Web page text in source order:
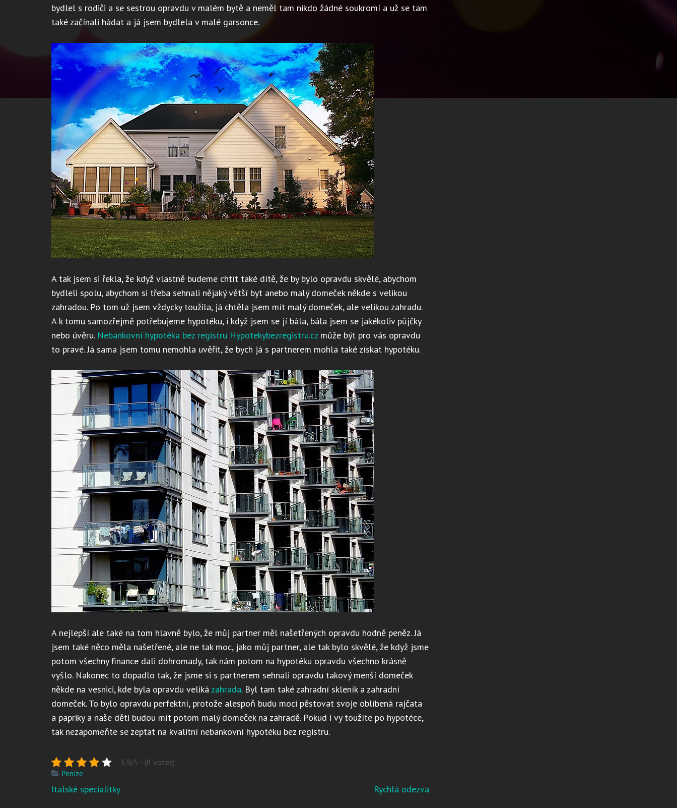
bydlel s rodiči a se sestrou opravdu v malém bytě a neměl tam nikdo žádné soukromí a už se tam
také začínali hádat a já jsem bydlela v malé garsonce.
A tak jsem si řekla, že když vlastně budeme chtít také dítě, že by bylo opravdu skvělé, abychom
bydleli spolu, abychom si třeba sehnali nějaký větší byt anebo malý domeček někde s velikou
zahradou. Po tom už jsem vždycky toužila, já chtěla jsem mít malý domeček, ale velikou zahradu.
A k tomu samozřejmě potřebujeme hypotéku, i když jsem se jí bála, bála jsem se jakékoliv půjčky
nebo úvěru. Nebankovní hypotéka bez registru Hypotekybezregistru.cz může být pro vás opravdu
to pravé. Já sama jsem tomu nemohla uvěřit, že bych já s partnerem mohla také získat hypotéku.
A nejlepší ale také na tom hlavně bylo, že můj partner měl našetřených opravdu hodně peněz. Já
jsem také něco měla našetřené, ale ne tak moc, jako můj partner, ale tak bylo skvělé, že když jsme
potom všechny finance dali dohromady, tak nám potom na hypotéku opravdu všechno krásně
vyšlo. Nakonec to dopadlo tak, že jsme si s partnerem sehnali opravdu takový menší domeček
někde na vesnici, kde byla opravdu veliká zahrada. Byl tam také zahradní skleník a zahradní
domeček. To bylo opravdu perfektní, protože alespoň budu moci pěstovat svoje oblíbená rajčata
a papriky a naše děti budou mít potom malý domeček na zahradě. Pokud i vy toužíte po hypotéce,
tak nezapomeňte se zeptat na kvalitní nebankovní hypotéku bez registru.
3.9/5 - (8 votes)
Peníze
Navigace
Italské specialitky Rychlá odezva